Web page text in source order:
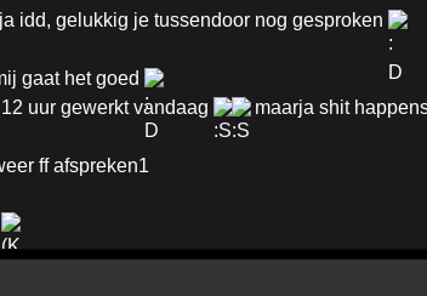
idd, gelukkig je tussendoor nog gesproken
gaat het goed
uur gewerkt vandaag
maarja shit
ff afspreken1